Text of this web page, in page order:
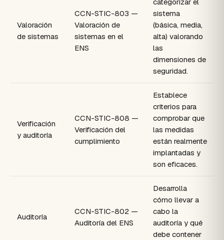
Valoración
de sistemas
CCN-STIC-803 —
Valoración de
sistemas en el
ENS
sistema
(básica, media,
alta) valorando
las
dimensiones de
seguridad.
Verificación
y auditoría
CCN-STIC-808 —
Verificación del
cumplimiento
Establece
criterios para
comprobar que
las medidas
están realmente
implantadas y
son eficaces.
Auditoría
CCN-STIC-802 —
Auditoría del ENS
Desarrolla
cómo llevar a
cabo la
auditoría y qué
debe contener